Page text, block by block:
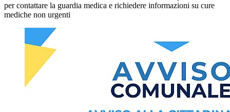
per contattare la guardia medica e richiedere informazioni su cure
mediche non urgenti